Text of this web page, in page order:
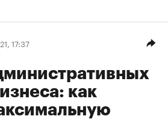
17:37
как